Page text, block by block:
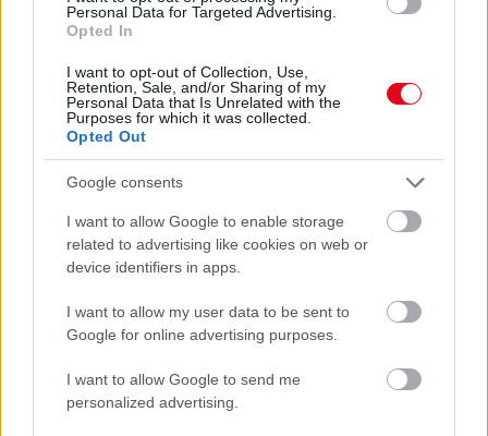
Personal Data for Targeted Advertising.
Opted In
I want to opt-out of Collection, Use,
Retention, Sale, and/or Sharing of my
Personal Data that Is Unrelated with the
Purposes for which it was collected.
Opted Out
Google consents
I want to allow Google to enable storage
related to advertising like cookies on web or
device identifiers in apps.
I want to allow my user data to be sent to
Google for online advertising purposes.
I want to allow Google to send me
personalized advertising.
Orvos figyelmeztet: ezt az apró reggeli tünetet ne
söpörd a szőnyeg alá